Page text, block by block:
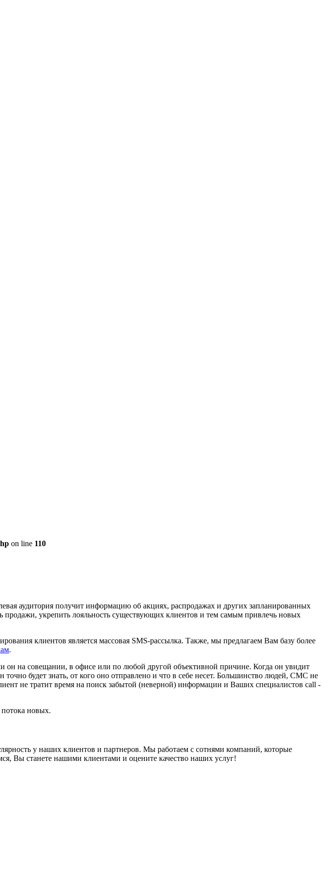
on line 110
аудитория получит информацию об акциях, распродажах и других запланированных
продажи, укрепить лояльность существующих клиентов и тем самым привлечь новых
клиентов является массовая SMS-рассылка. Также, мы предлагаем Вам базу более
.
на совещании, в офисе или по любой другой объективной причине. Когда он увидит
будет знать, от кого оно отправлено и что в себе несет. Большинство людей, СМС не
не тратит время на поиск забытой (неверной) информации и Ваших специалистов call -
новых.
у наших клиентов и партнеров. Мы работаем с сотнями компаний, которые
Вы станете нашими клиентами и оцените качество наших услуг!